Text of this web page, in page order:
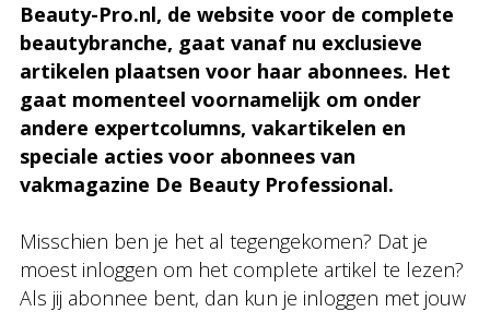
Beauty-Pro.nl, de website voor de complete
beautybranche, gaat vanaf nu exclusieve
artikelen plaatsen voor haar abonnees. Het
gaat momenteel voornamelijk om onder
andere expertcolumns, vakartikelen en
speciale acties voor abonnees van
vakmagazine De Beauty Professional.
Misschien ben je het al tegengekomen? Dat je
moest inloggen om het complete artikel te lezen?
Als jij abonnee bent, dan kun je inloggen met jouw